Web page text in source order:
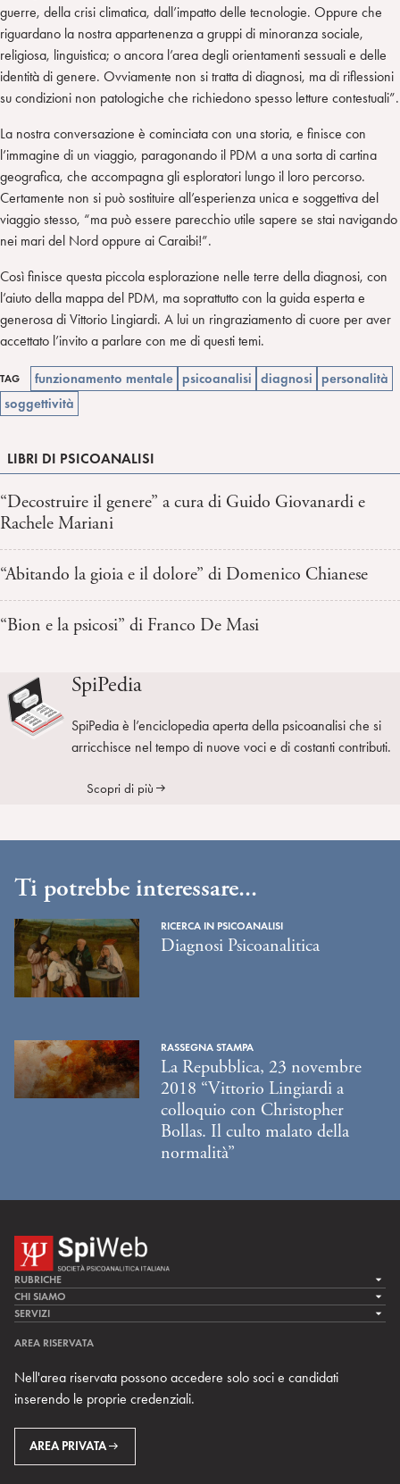
guerre, della crisi climatica, dall’impatto delle tecnologie. Oppure che
riguardano la nostra appartenenza a gruppi di minoranza sociale,
religiosa, linguistica; o ancora l’area degli orientamenti sessuali e delle
identità di genere. Ovviamente non si tratta di diagnosi, ma di riflessioni
su condizioni non patologiche che richiedono spesso letture contestuali”.
La nostra conversazione è cominciata con una storia, e finisce con
l’immagine di un viaggio, paragonando il PDM a una sorta di cartina
geografica, che accompagna gli esploratori lungo il loro percorso.
Certamente non si può sostituire all’esperienza unica e soggettiva del
viaggio stesso, “ma può essere parecchio utile sapere se stai navigando
nei mari del Nord oppure ai Caraibi!”.
Così finisce questa piccola esplorazione nelle terre della diagnosi, con
l’aiuto della mappa del PDM, ma soprattutto con la guida esperta e
generosa di Vittorio Lingiardi. A lui un ringraziamento di cuore per aver
accettato l’invito a parlare con me di questi temi.
TAG funzionamento mentale psicoanalisi diagnosi
personalità
soggettività
LIBRI DI PSICOANALISI
“Decostruire il genere” a cura di Guido Giovanardi e
Rachele Mariani
“Abitando la gioia e il dolore” di Domenico Chianese
“Bion e la psicosi” di Franco De Masi
SpiPedia
SpiPedia è l’enciclopedia aperta della psicoanalisi che si
arricchisce nel tempo di nuove voci e di costanti contributi.
Scopri di più
Ti potrebbe interessare...
RICERCA IN PSICOANALISI
Diagnosi Psicoanalitica
RASSEGNA STAMPA
La Repubblica, 23 novembre
2018 “Vittorio Lingiardi a
colloquio con Christopher
Bollas. Il culto malato della
normalità”
RUBRICHE
LA CURA
LA RICERCA
MULTIMEDIA
CHI SIAMO
LA SPI
TEAM DI SPIWEB
CONTATTI
RIVISTE
SERVIZI
ARCHIVIO STORICO
AREA RISERVATA
Nell'area riservata possono accedere solo soci e candidati
inserendo le proprie credenziali.
AREA PRIVATA